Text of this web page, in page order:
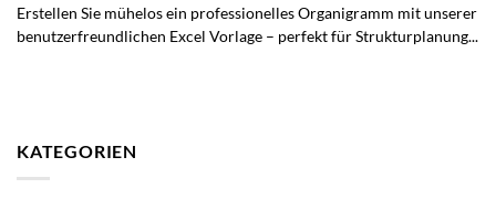
Erstellen Sie mühelos ein professionelles Organigramm mit unserer
benutzerfreundlichen Excel Vorlage – perfekt für Strukturplanung...
KATEGORIEN